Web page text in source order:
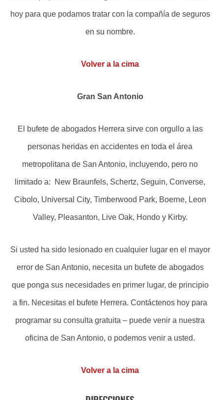
hoy para que podamos tratar con la compañía de seguros
en su nombre.
Volver a la cima
Gran San Antonio
El bufete de abogados Herrera sirve con orgullo a las
personas heridas en accidentes en toda el área
metropolitana de San Antonio, incluyendo, pero no
limitado a: New Braunfels, Schertz, Seguin, Converse,
Cibolo, Universal City, Timberwood Park, Boerne, Leon
Valley, Pleasanton, Live Oak, Hondo y Kirby.
Si usted ha sido lesionado en cualquier lugar en el mayor
error de San Antonio, necesita un bufete de abogados
que ponga sus necesidades en primer lugar, de principio
a fin. Necesitas el bufete Herrera. Contáctenos hoy para
programar su consulta gratuita – puede venir a nuestra
oficina de San Antonio, o podemos venir a usted.
Volver a la cima